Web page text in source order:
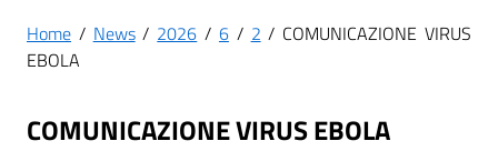
Home / News/ 2026 / 6/ 2 / COMUNICAZIONE VIRUS
EBOLA
COMUNICAZIONE VIRUS EBOLA